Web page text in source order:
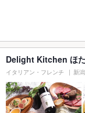
Delight Kitchen ほ
イタリアン・フレンチ 新